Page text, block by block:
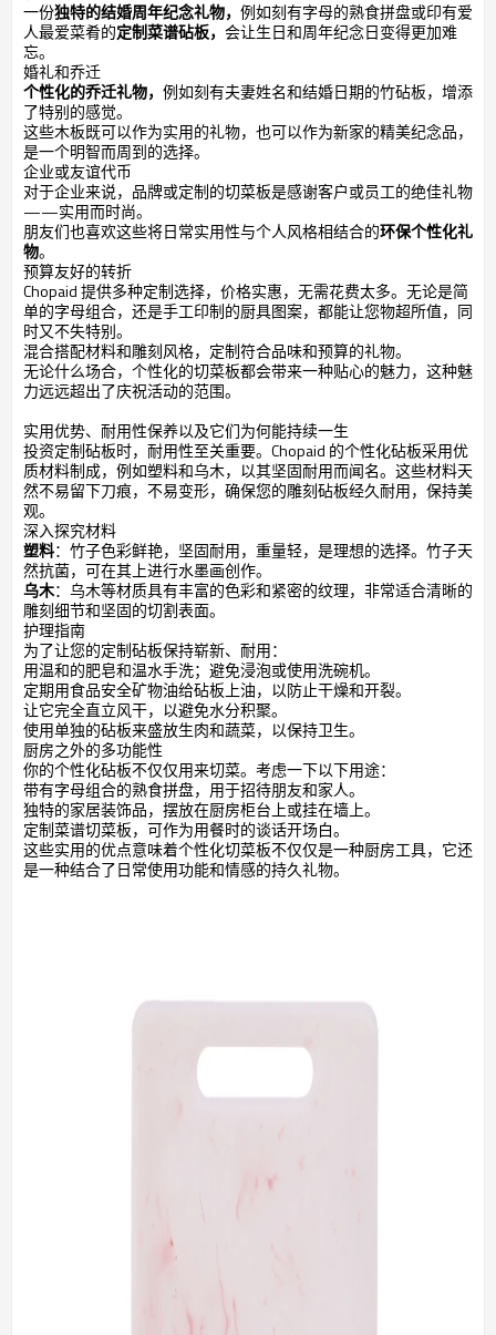
一份独特的结婚周年纪念礼物， 例如刻有字母的熟食拼盘或印有爱
人最爱菜肴的定制菜谱砧板， 会让生日和周年纪念日变得更加难
忘。
婚礼和乔迁
个性化的乔迁礼物， 例如刻有夫妻姓名和结婚日期的竹砧板，增添
了特别的感觉。
这些木板既可以作为实用的礼物，也可以作为新家的精美纪念品，
是一个明智而周到的选择。
企业或友谊代币
对于企业来说，品牌或定制的切菜板是感谢客户或员工的绝佳礼物
——实用而时尚。
朋友们也喜欢这些将日常实用性与个人风格相结合的环保个性化礼
物。
预算友好的转折
Chopaid 提供多种定制选择，价格实惠，无需花费太多。无论是简
单的字母组合，还是手工印制的厨具图案，都能让您物超所值，同
时又不失特别。
混合搭配材料和雕刻风格，定制符合品味和预算的礼物。
无论什么场合，个性化的切菜板都会带来一种贴心的魅力，这种魅
力远远超出了庆祝活动的范围。
实用优势、耐用性保养以及它们为何能持续一生
投资定制砧板时，耐用性至关重要。Chopaid 的个性化砧板采用优
质材料制成，例如塑料和乌木，以其坚固耐用而闻名。这些材料天
然不易留下刀痕，不易变形，确保您的雕刻砧板经久耐用，保持美
观。
深入探究材料
塑料：竹子色彩鲜艳，坚固耐用，重量轻，是理想的选择。竹子天
然抗菌，可在其上进行水墨画创作。
乌木：乌木等材质具有丰富的色彩和紧密的纹理，非常适合清晰的
雕刻细节和坚固的切割表面。
护理指南
为了让您的定制砧板保持崭新、耐用：
用温和的肥皂和温水手洗；避免浸泡或使用洗碗机。
定期用食品安全矿物油给砧板上油，以防止干燥和开裂。
让它完全直立风干，以避免水分积聚。
使用单独的砧板来盛放生肉和蔬菜，以保持卫生。
厨房之外的多功能性
你的个性化砧板不仅仅用来切菜。考虑一下以下用途：
带有字母组合的熟食拼盘，用于招待朋友和家人。
独特的家居装饰品，摆放在厨房柜台上或挂在墙上。
定制菜谱切菜板，可作为用餐时的谈话开场白。
这些实用的优点意味着个性化切菜板不仅仅是一种厨房工具，它还
是一种结合了日常使用功能和情感的持久礼物。